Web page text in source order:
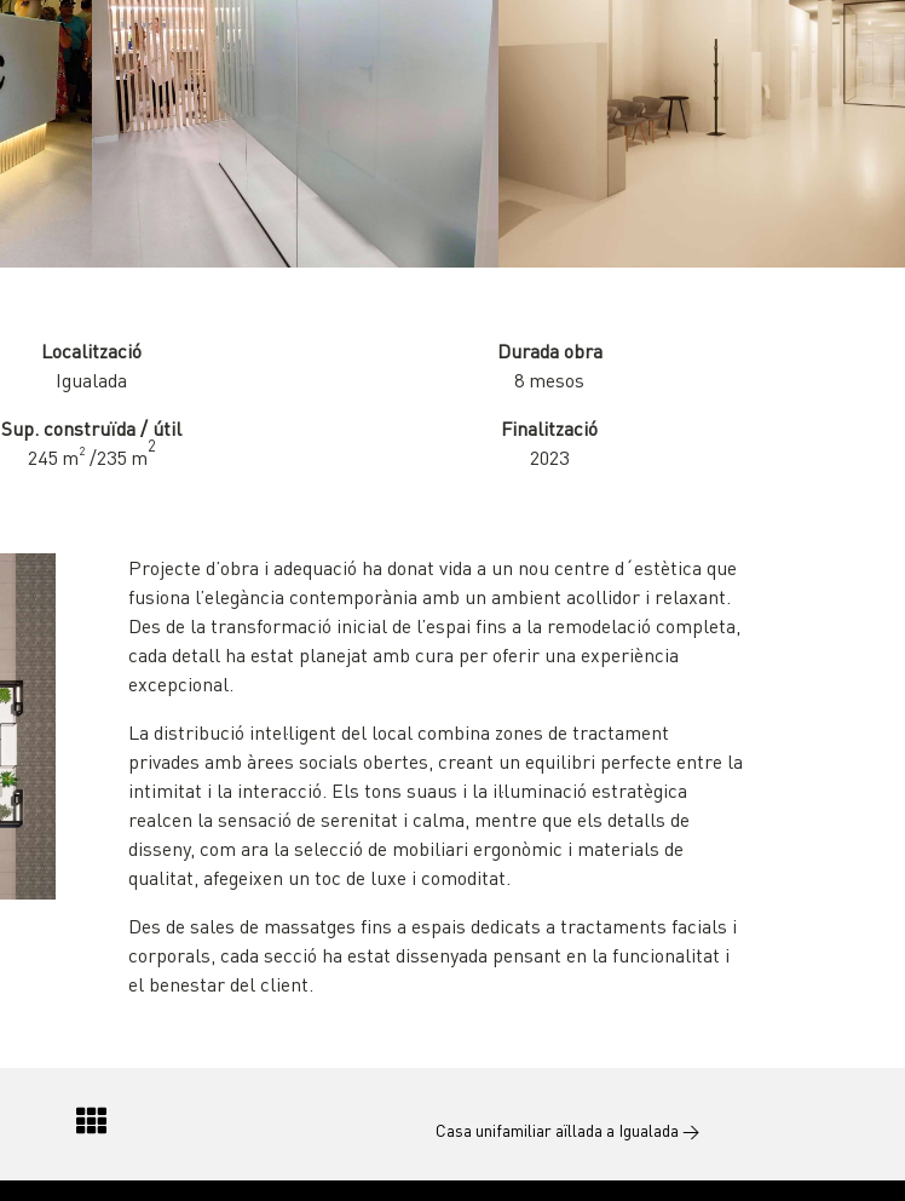
Localització
Igualada
Sup. construïda / útil
245 m2/235 m2
Durada obra
8 mesos
Finalització
2023
Projecte d’obra i adequació ha donat vida a un nou centre d´estètica que
fusiona l’elegància contemporània amb un ambient acollidor i relaxant.
Des de la transformació inicial de l’espai fins a la remodelació completa,
cada detall ha estat planejat amb cura per oferir una experiència
excepcional.
La distribució intel·ligent del local combina zones de tractament
privades amb àrees socials obertes, creant un equilibri perfecte entre la
intimitat i la interacció. Els tons suaus i la il·luminació estratègica
realcen la sensació de serenitat i calma, mentre que els detalls de
disseny, com ara la selecció de mobiliari ergonòmic i materials de
qualitat, afegeixen un toc de luxe i comoditat.
Des de sales de massatges fins a espais dedicats a tractaments facials i
corporals, cada secció ha estat dissenyada pensant en la funcionalitat i
el benestar del client.
 Casa unifamiliar aïllada a Igualada →